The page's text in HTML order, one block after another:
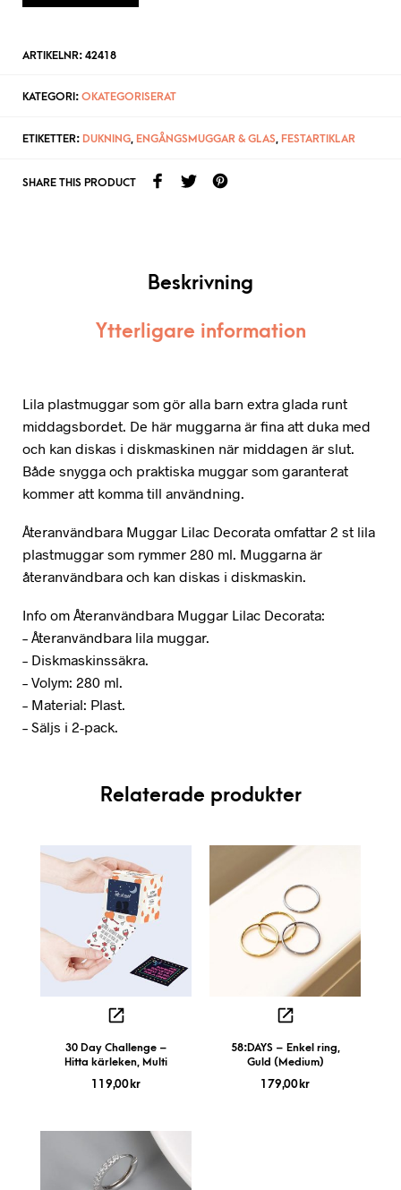
ARTIKELNR: 42418
KATEGORI: OKATEGORISERAT
ETIKETTER: DUKNING, ENGÅNGSMUGGAR & GLAS, FESTARTIKLAR
SHARE THIS PRODUCT
Beskrivning
Ytterligare information
Lila plastmuggar som gör alla barn extra glada runt
middagsbordet. De här muggarna är fina att duka med
och kan diskas i diskmaskinen när middagen är slut.
Både snygga och praktiska muggar som garanterat
kommer att komma till användning.
Återanvändbara Muggar Lilac Decorata omfattar 2 st lila
plastmuggar som rymmer 280 ml. Muggarna är
återanvändbara och kan diskas i diskmaskin.
Info om Återanvändbara Muggar Lilac Decorata:
– Återanvändbara lila muggar.
– Diskmaskinssäkra.
– Volym: 280 ml.
– Material: Plast.
– Säljs i 2-pack.
Relaterade produkter
30 Day Challenge –
Hitta kärleken, Multi
119,00 kr
58:DAYS – Enkel ring,
Guld (Medium)
179,00 kr